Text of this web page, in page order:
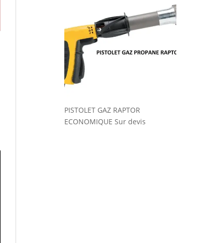
PISTOLET GAZ RAPTOR
ECONOMIQUE Sur devis